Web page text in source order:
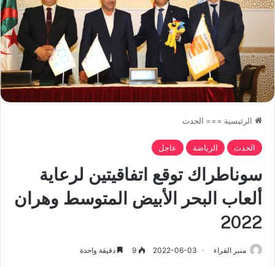
الرئيسية === الحدث
الحدث الرياضة عاجل
سوناطراك توقع اتفاقيتين لرعاية
ألعاب البحر الأبيض المتوسط وهران
2022
منبر القراء 2022-06-03
9 دقيقة واحدة